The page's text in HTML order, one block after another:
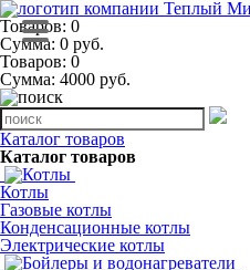
Товаров: 0
Сумма: 0 руб.
Товаров: 0
Сумма: 4000 руб.
Каталог товаров
Каталог товаров
Котлы
Газовые котлы
Конденсационные котлы
Электрические котлы